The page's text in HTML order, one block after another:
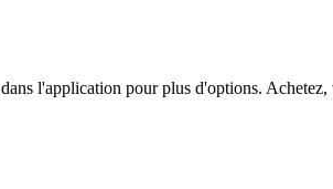
l'application pour plus d'options.